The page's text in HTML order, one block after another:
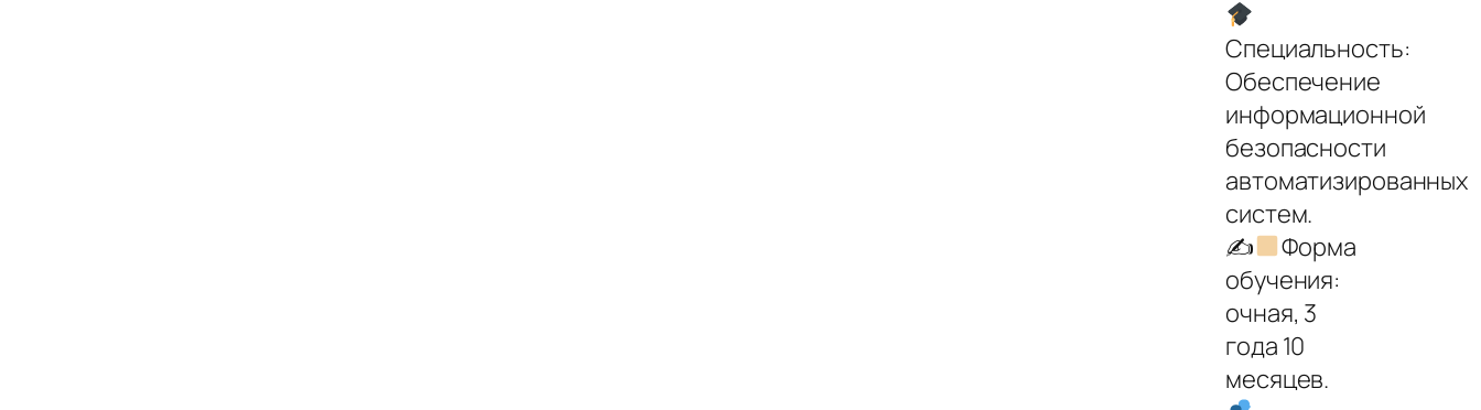
Специальность:
Обеспечение
информационной
безопасности
автоматизированных
систем.
✍
Форма
обучения:
очная, 3
года 10
месяцев.